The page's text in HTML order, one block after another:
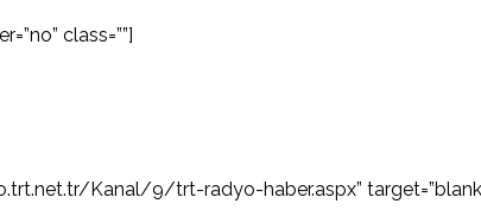
class=””]
Kanal/9/trt-radyo-haber.aspx”